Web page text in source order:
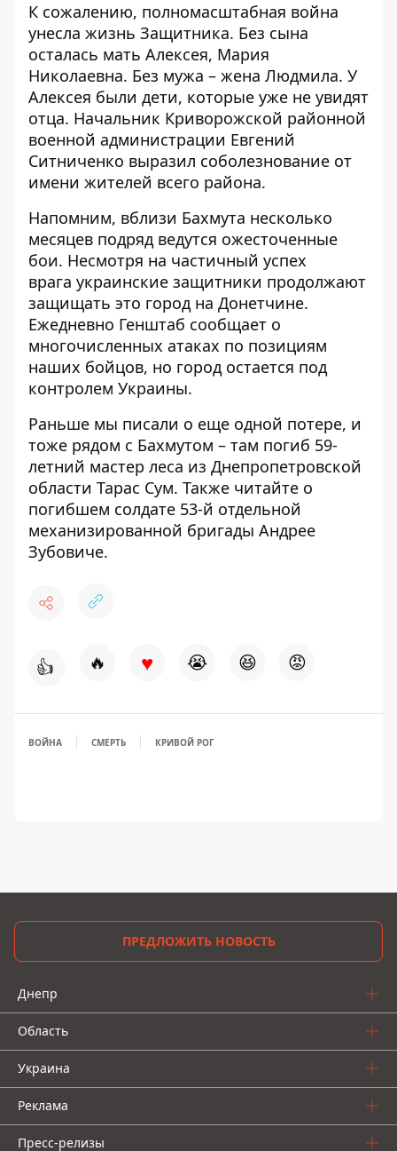
К сожалению, полномасштабная война
унесла жизнь Защитника. Без сына
осталась мать Алексея, Мария
Николаевна. Без мужа – жена Людмила. У
Алексея были дети, которые уже не увидят
отца. Начальник Криворожской районной
военной администрации Евгений
Ситниченко выразил соболезнование от
имени жителей всего района.
Напомним, вблизи Бахмута несколько
месяцев подряд ведутся ожесточенные
бои. Несмотря на частичный успех
врага украинские защитники продолжают
защищать это город на Донетчине.
Ежедневно Генштаб сообщает о
многочисленных атаках по позициям
наших бойцов, но город остается под
контролем Украины.
Раньше мы писали о еще одной потере, и
тоже рядом с Бахмутом – там погиб 59-
летний мастер леса из Днепропетровской
области Тарас Сум. Также читайте о
погибшем солдате 53-й отдельной
механизированной бригады Андрее
Зубовиче.
👍 🔥 ♥ 😭 😆 😡
ВОЙНА СМЕРТЬ КРИВОЙ РОГ
ПРЕДЛОЖИТЬ НОВОСТЬ
Днепр
Область
Украина
Реклама
Пресс-релизы